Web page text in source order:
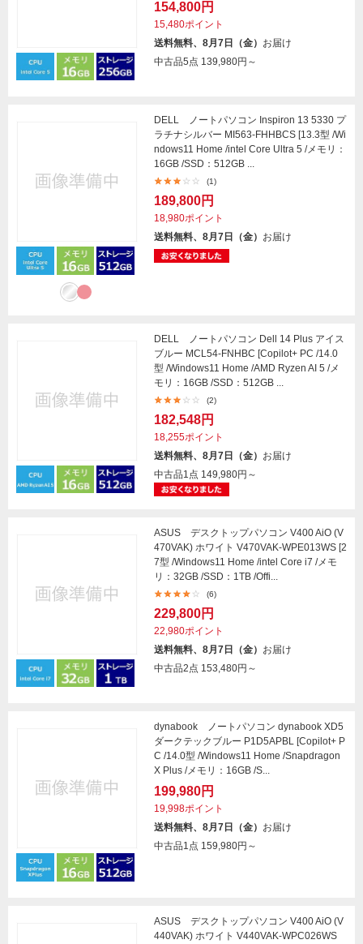
154,800円
15,480ポイント
送料無料、8月7日（金） お届け
中古品5点 139,980円～
DELL ノートパソコン Inspiron 13 5330 プ
ラチナシルバー MI563-FHHBCS [13.3型 /Wi
ndows11 Home /intel Core Ultra 5 /メモリ：
16GB /SSD：512GB ...
(1)
189,800円
18,980ポイント
送料無料、8月7日（金） お届け
DELL ノートパソコン Dell 14 Plus アイス
ブルー MCL54-FNHBC [Copilot+ PC /14.0
型 /Windows11 Home /AMD Ryzen AI 5 /メ
モリ：16GB /SSD：512GB ...
(2)
182,548円
18,255ポイント
送料無料、8月7日（金） お届け
中古品1点 149,980円～
ASUS デスクトップパソコン V400 AiO (V
470VAK) ホワイト V470VAK-WPE013WS [2
7型 /Windows11 Home /intel Core i7 /メモ
リ：32GB /SSD：1TB /Offi...
(6)
229,800円
22,980ポイント
送料無料、8月7日（金） お届け
中古品2点 153,480円～
dynabook ノートパソコン dynabook XD5
ダークテックブルー P1D5APBL [Copilot+ P
C /14.0型 /Windows11 Home /Snapdragon
X Plus /メモリ：16GB /S...
199,980円
19,998ポイント
送料無料、8月7日（金） お届け
中古品1点 159,980円～
ASUS デスクトップパソコン V400 AiO (V
440VAK) ホワイト V440VAK-WPC026WS